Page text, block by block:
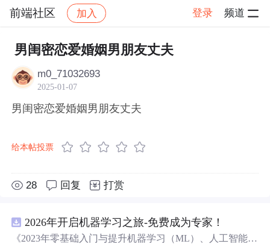
前端社区 加入 登录 频道
社区 前端社区 感慨 帖子详情
男闺密恋爱婚姻男朋友丈夫
m0_71032693
2025-01-07
男闺密恋爱婚姻男朋友丈夫
给本帖投票
28 回复 打赏
2026年开启机器学习之旅-免费成为专家！
《2023年零基础入门与提升机器学习（ML）、人工智能